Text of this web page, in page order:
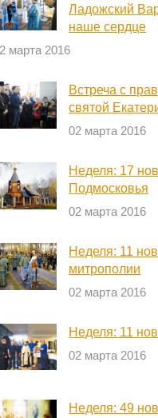
Ладожский
наше сердце
марта 2016
Встреча с
святой
02 марта 2016
Неделя: 17
Подмосковья
02 марта 2016
Неделя: 11
митрополии
02 марта 2016
Неделя: 11
02 марта 2016
Неделя: 49